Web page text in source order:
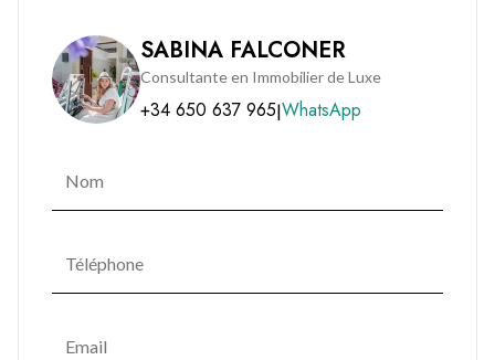
SABINA FALCONER
Consultante en Immobilier de Luxe
+34 650 637 965|WhatsApp